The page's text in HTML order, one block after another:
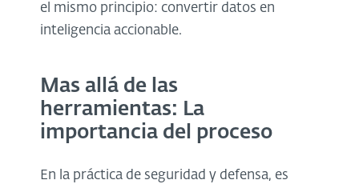
el mismo principio: convertir datos en
inteligencia accionable.
Mas allá de las
herramientas: La
importancia del proceso
En la práctica de seguridad y defensa, es